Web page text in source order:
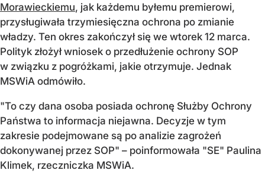
Morawieckiemu, jak każdemu byłemu premierowi,
przysługiwała trzymiesięczna ochrona po zmianie
władzy. Ten okres zakończył się we wtorek 12 marca.
Polityk złożył wniosek o przedłużenie ochrony SOP
w związku z pogróżkami, jakie otrzymuje. Jednak
MSWiA odmówiło.
"To czy dana osoba posiada ochronę Służby Ochrony
Państwa to informacja niejawna. Decyzje w tym
zakresie podejmowane są po analizie zagrożeń
dokonywanej przez SOP" – poinformowała "SE" Paulina
Klimek, rzeczniczka MSWiA.